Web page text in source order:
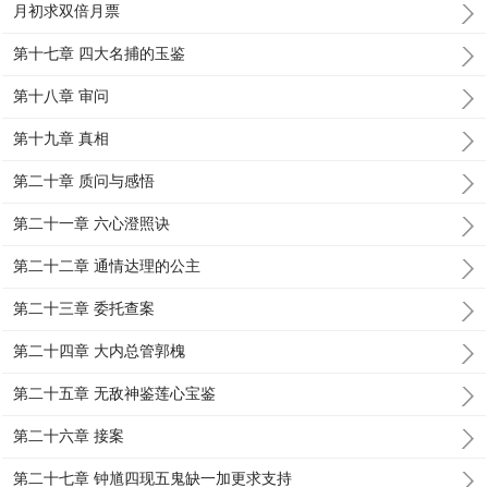
月初求双倍月票
第十七章 四大名捕的玉鉴
第十八章 审问
第十九章 真相
第二十章 质问与感悟
第二十一章 六心澄照诀
第二十二章 通情达理的公主
第二十三章 委托查案
第二十四章 大内总管郭槐
第二十五章 无敌神鉴莲心宝鉴
第二十六章 接案
第二十七章 钟馗四现五鬼缺一加更求支持